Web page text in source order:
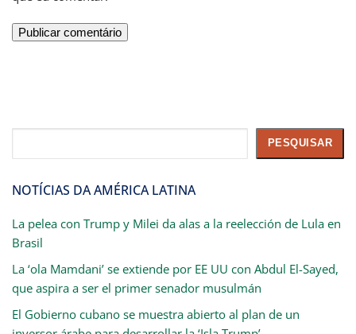
PESQUISAR
NOTÍCIAS DA AMÉRICA LATINA
La pelea con Trump y Milei da alas a la reelección de Lula en
Brasil
La ‘ola Mamdani’ se extiende por EE UU con Abdul El-Sayed,
que aspira a ser el primer senador musulmán
El Gobierno cubano se muestra abierto al plan de un